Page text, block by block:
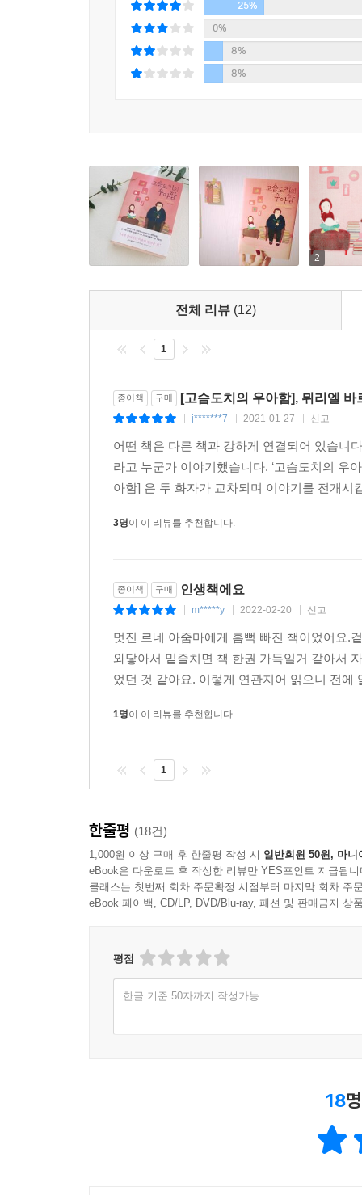
감정을 다 씻어버리며 우릴 텅 빈 상태로 만든다.
아마도 이것이 살아 있는 것이리라. 죽어가는 순간
--- p.405
위선. 그런 모순 앞에 르네는 철옹성처럼 더욱 견
거짓과 허세로 가득한 이 호화 아파트에 조만간
문학박사 학위를 가진 엄마, 엘리트 코스를 밟고
알고 있다. 그리고 자신의 운명도 다른 어른들처
경제, 문화계의 인물들이 모여 사는 아파트의 새
보는” 능력이 있는 가쿠로 오즈. 그가 아파트의 새
않으려는 르네의 삶에 찾아온 잔잔한 파동, 아무에
팔로마의 새로운 계획들이 독자들의 마음을 따뜻
캐비어 좌파(프랑스), 샴페인 사회주의자(영국),
위선이나 허위의식을 꼬집는 말들. 이 소설
르네는 참다못해 『독일 이데올로기』나 읽어보
열두 살짜리 어린아이답지 않은 매섭고 날카
섬세하고 예리한 시선이 공감을 불러일으킨다.
“이 책엔 분명 사회적이고 풍자적인 측면이 있
말이다.” 뮈리엘 바르베리
단상들을 각자의 관점으로 외따로 기록해나갈
사람은 하나의 뿌리, 같은 심연을 가진 영혼의
서로를 향해, 세상을 향해 내딛는 한 걸음을 통
포기하지 않고 삶의 의미와 생의 아름다움을 찾
세운 두 인물들을 가슴 깊이 이해하게 될 때, 특
25%
0%
8%
8%
2
전체 리뷰 (12)
1
종이책 구매 [고슴도치의 우아함], 뮈리엘 바
j*******7 2021-01-27 신고
어떤 책은 다른 책과 강하게 연결되어 있습니
라고 누군가 이야기했습니다. ‘고슴도치의 우
아함] 은 두 화자가 교차되며 이야기를 전개
3명이 이 리뷰를 추천합니다.
종이책 구매 인생책에요
m*****y 2022-02-20 신고
멋진 르네 아줌마에게 흠뻑 빠진 책이었어요.
와닿아서 밑줄치면 책 한권 가득일거 같아서
었던 것 같아요. 이렇게 연관지어 읽으니 전
1명이 이 리뷰를 추천합니다.
1
한줄평 (18건)
1,000원 이상 구매 후 한줄평 작성 시 일반회원 50원, 마니
eBook은 다운로드 후 작성한 리뷰만 YES포인트 지급됩니
클래스는 첫번째 회차 주문확정 시점부터 마지막 회차 주
eBook 페이백, CD/LP, DVD/Blu-ray, 패션 및 판매금지 상
평점
한글 기준 50자까지 작성가능
18